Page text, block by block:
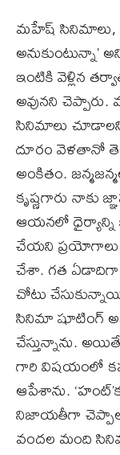
మహేష్ సినిమాలు,
అనుకుంటున్నా’
ఇంటికి వెళ్లిన
అవునని
సినిమాలు
దూరం వెళతానో
అంకితం.
కృష్ణగారు నాకు
ఆయనలో ధైర్యాన్ని
చేయని ప్రయోగాలు
చేశా. గత ఏడాదిగా
చోటు
సినిమా షూటింగ్
చేస్తున్నాను.
గారి విషయంలో
ఆపేశాను.
నిజాయతీగా
వందల మంది